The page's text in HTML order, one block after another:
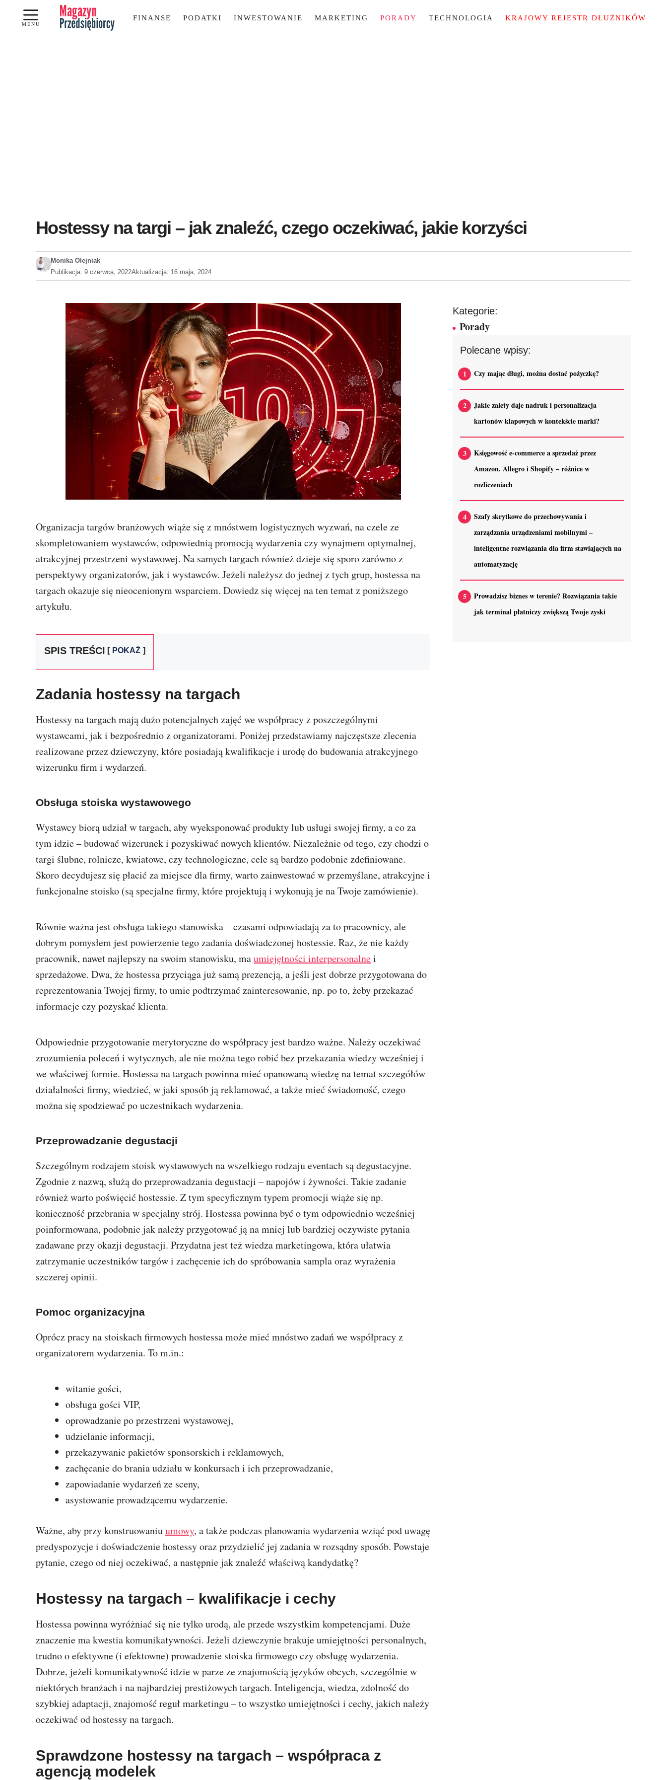
Przejdź
treści
MENU
FINANSE PODATKI INWESTOWANIE MARKETING PORADY TECHNOLOGIA KRAJOWY REJESTR DŁUŻNIKÓW
Hostessy na targi – jak znaleźć, czego oczekiwać, jakie korzyści
Monika Olejniak
Publikacja: 9 czerwca, 2022Aktualizacja: 16 maja, 2024
Organizacja targów branżowych wiąże się z mnóstwem logistycznych wyzwań, na czele ze
skompletowaniem wystawców, odpowiednią promocją wydarzenia czy wynajmem optymalnej,
atrakcyjnej przestrzeni wystawowej. Na samych targach również dzieje się sporo zarówno z
perspektywy organizatorów, jak i wystawców. Jeżeli należysz do jednej z tych grup, hostessa na
targach okazuje się nieocenionym wsparciem. Dowiedz się więcej na ten temat z poniższego
artykułu.
SPIS TREŚCI POKAŻ
Zadania hostessy na targach
Hostessy na targach mają dużo potencjalnych zajęć we współpracy z poszczególnymi
wystawcami, jak i bezpośrednio z organizatorami. Poniżej przedstawiamy najczęstsze zlecenia
realizowane przez dziewczyny, które posiadają kwalifikacje i urodę do budowania atrakcyjnego
wizerunku firm i wydarzeń.
Obsługa stoiska wystawowego
Wystawcy biorą udział w targach, aby wyeksponować produkty lub usługi swojej firmy, a co za
tym idzie – budować wizerunek i pozyskiwać nowych klientów. Niezależnie od tego, czy chodzi o
targi ślubne, rolnicze, kwiatowe, czy technologiczne, cele są bardzo podobnie zdefiniowane.
Skoro decydujesz się płacić za miejsce dla firmy, warto zainwestować w przemyślane, atrakcyjne i
funkcjonalne stoisko (są specjalne firmy, które projektują i wykonują je na Twoje zamówienie).
Równie ważna jest obsługa takiego stanowiska – czasami odpowiadają za to pracownicy, ale
dobrym pomysłem jest powierzenie tego zadania doświadczonej hostessie. Raz, że nie każdy
pracownik, nawet najlepszy na swoim stanowisku, maumiejętności interpersonalnei
sprzedażowe. Dwa, że hostessa przyciąga już samą prezencją, a jeśli jest dobrze przygotowana do
reprezentowania Twojej firmy, to umie podtrzymać zainteresowanie, np. po to, żeby przekazać
informacje czy pozyskać klienta.
Odpowiednie przygotowanie merytoryczne do współpracy jest bardzo ważne. Należy oczekiwać
zrozumienia poleceń i wytycznych, ale nie można tego robić bez przekazania wiedzy wcześniej i
we właściwej formie. Hostessa na targach powinna mieć opanowaną wiedzę na temat szczegółów
działalności firmy, wiedzieć, w jaki sposób ją reklamować, a także mieć świadomość, czego
można się spodziewać po uczestnikach wydarzenia.
Przeprowadzanie degustacji
Szczególnym rodzajem stoisk wystawowych na wszelkiego rodzaju eventach są degustacyjne.
Zgodnie z nazwą, służą do przeprowadzania degustacji – napojów i żywności. Takie zadanie
również warto poświęcić hostessie. Z tym specyficznym typem promocji wiąże się np.
konieczność przebrania w specjalny strój. Hostessa powinna być o tym odpowiednio wcześniej
poinformowana, podobnie jak należy przygotować ją na mniej lub bardziej oczywiste pytania
zadawane przy okazji degustacji. Przydatna jest też wiedza marketingowa, która ułatwia
zatrzymanie uczestników targów i zachęcenie ich do spróbowania sampla oraz wyrażenia
szczerej opinii.
Pomoc organizacyjna
Oprócz pracy na stoiskach firmowych hostessa może mieć mnóstwo zadań we współpracy z
organizatorem wydarzenia. To m.in.:
witanie gości,
obsługa gości VIP,
oprowadzanie po przestrzeni wystawowej,
udzielanie informacji,
przekazywanie pakietów sponsorskich i reklamowych,
zachęcanie do brania udziału w konkursach i ich przeprowadzanie,
zapowiadanie wydarzeń ze sceny,
asystowanie prowadzącemu wydarzenie.
Ważne, aby przy konstruowaniuumowy, a także podczas planowania wydarzenia wziąć pod uwagę
predyspozycje i doświadczenie hostessy oraz przydzielić jej zadania w rozsądny sposób. Powstaje
pytanie, czego od niej oczekiwać, a następnie jak znaleźć właściwą kandydatkę?
Hostessy na targach – kwalifikacje i cechy
Hostessa powinna wyróżniać się nie tylko urodą, ale przede wszystkim kompetencjami. Duże
znaczenie ma kwestia komunikatywności. Jeżeli dziewczynie brakuje umiejętności personalnych,
trudno o efektywne (i efektowne) prowadzenie stoiska firmowego czy obsługę wydarzenia.
Dobrze, jeżeli komunikatywność idzie w parze ze znajomością języków obcych, szczególnie w
niektórych branżach i na najbardziej prestiżowych targach. Inteligencja, wiedza, zdolność do
szybkiej adaptacji, znajomość reguł marketingu – to wszystko umiejętności i cechy, jakich należy
oczekiwać od hostessy na targach.
Sprawdzone hostessy na targach – współpraca z
agencją modelek
Kategorie:
Porady
Polecane wpisy:
Czy mając długi, można dostać pożyczkę?
Jakie zalety daje nadruk i personalizacja
kartonów klapowych w kontekście marki?
Księgowość e-commerce a sprzedaż przez
Amazon, Allegro i Shopify – różnice w
rozliczeniach
Szafy skrytkowe do przechowywania i
zarządzania urządzeniami mobilnymi –
inteligentne rozwiązania dla firm stawiających na
automatyzację
Prowadzisz biznes w terenie? Rozwiązania takie
jak terminal płatniczy zwiększą Twoje zyski